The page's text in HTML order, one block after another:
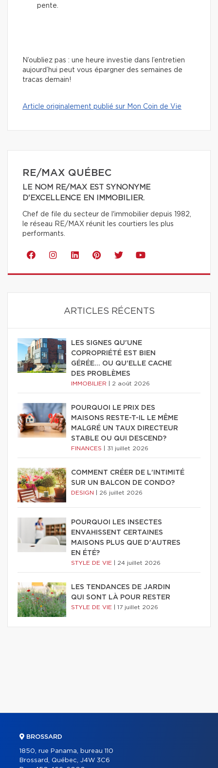
pente.
N’oubliez pas : une heure investie dans l’entretien
aujourd’hui peut vous épargner des semaines de
tracas demain!
Article originalement publié sur Mon Coin de Vie
RE/MAX QUÉBEC
LE NOM RE/MAX EST SYNONYME
D'EXCELLENCE EN IMMOBILIER.
Chef de file du secteur de l'immobilier depuis 1982,
le réseau RE/MAX réunit les courtiers les plus
performants.
ARTICLES RÉCENTS
LES SIGNES QU'UNE
COPROPRIÉTÉ EST BIEN
GÉRÉE… OU QU'ELLE CACHE
DES PROBLÈMES
IMMOBILIER 2 août 2026
POURQUOI LE PRIX DES
MAISONS RESTE-T-IL LE MÊME
MALGRÉ UN TAUX DIRECTEUR
STABLE OU QUI DESCEND?
FINANCES 31 juillet 2026
COMMENT CRÉER DE L'INTIMITÉ
SUR UN BALCON DE CONDO?
DESIGN 26 juillet 2026
POURQUOI LES INSECTES
ENVAHISSENT CERTAINES
MAISONS PLUS QUE D'AUTRES
EN ÉTÉ?
STYLE DE VIE 24 juillet 2026
LES TENDANCES DE JARDIN
QUI SONT LÀ POUR RESTER
STYLE DE VIE 17 juillet 2026
BROSSARD
1850, rue Panama, bureau 110
Brossard, Québec, J4W 3C6